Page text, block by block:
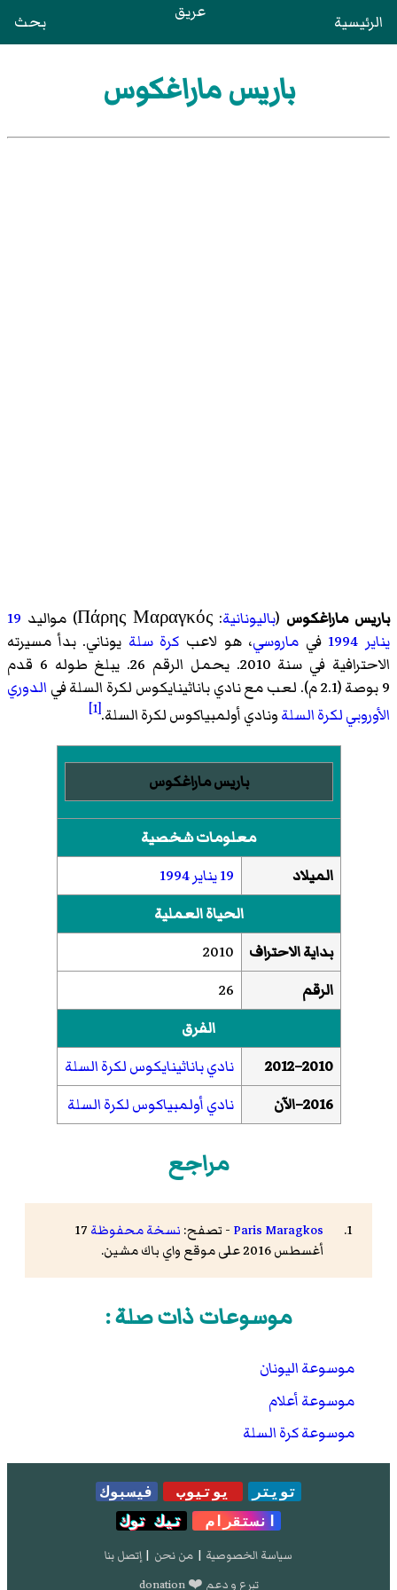
الرئيسية عريق بحث
باريس ماراغكوس
باريس ماراغكوس (باليونانية:
Πάρης Μαραγκός)‏ مواليد 19
يناير 1994 في ماروسي، هو لاعب كرة سلة يوناني. بدأ مسيرته
الاحترافية في سنة 2010. يحمل الرقم 26. يبلغ طوله 6 قدم
9 بوصة (2.1 م). لعب مع نادي باناثينايكوس لكرة السلة في
الدوري
الأوروبي لكرة السلةونادي أولمبياكوس لكرة السلة.[1]
باريس ماراغكوس
معلومات شخصية
الميلاد
19 يناير
1994
الحياة العملية
بداية الاحتراف
2010
الرقم
26
الفرق
2010–2012
نادي باناثينايكوس لكرة السلة
2016–الآن
نادي أولمبياكوس لكرة السلة
مراجع
Paris Maragkos - تصفح: نسخة محفوظة 17
أغسطس 2016 على موقع واي باك مشين.
موسوعات ذات صلة :
موسوعة اليونان
موسوعة أعلام
موسوعة كرة السلة
تويتر يوتيوب
فيسبوك
انستقرام
تيك توك
سياسة الخصوصية | من نحن | إتصل بنا
تبرع و دعم ❤️ donation